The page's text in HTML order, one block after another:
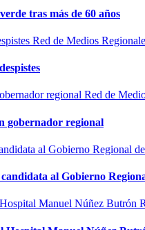
tras más de 60 años
Red de Medios
Red de
gobernador regional
al Gobierno